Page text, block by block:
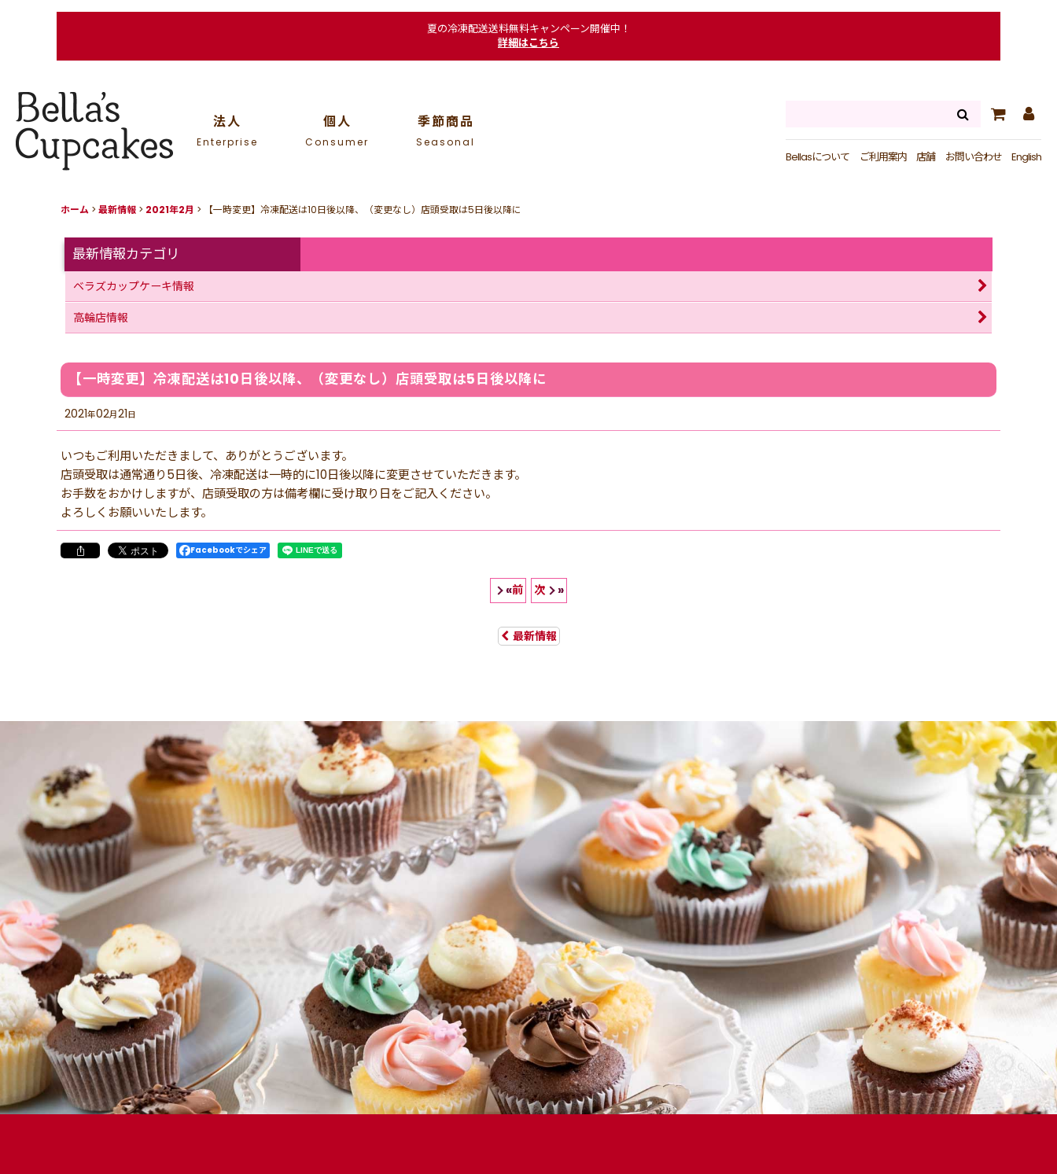
夏の冷凍配送送料無料キャンペーン開催中！
詳細はこちら
法人
Enterprise
個人
Consumer
季節商品
Seasonal
Bellasについて ご利用案内 店舗 お問い合わせ English
ホーム > 最新情報 > 2021年2月 > 【一時変更】冷凍配送は10日後以降、（変更なし）店頭受取は5日後以降に
【一時変更】冷凍配送は10日後以降、（変更なし）店頭受取は5日後以降に
2021年02月21日
いつもご利用いただきまして、ありがとうございます。
店頭受取は通常通り5日後、冷凍配送は一時的に10日後以降に変更させていただきます。
お手数をおかけしますが、店頭受取の方は備考欄に受け取り日をご記入ください。
よろしくお願いいたします。
Facebookでシェア
«前 次 »
最新情報
最新情報カテゴリ
ベラズカップケーキ情報
高輪店情報